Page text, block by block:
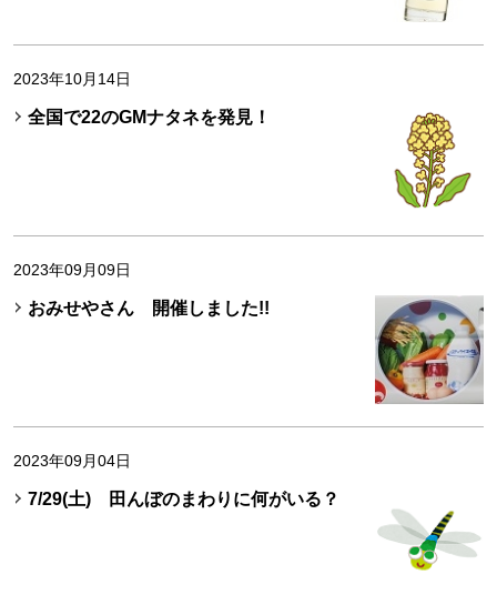
2023年10月14日
全国で22のGMナタネを発見！
2023年09月09日
おみせやさん 開催しました!!
2023年09月04日
7/29(土) 田んぼのまわりに何がいる？